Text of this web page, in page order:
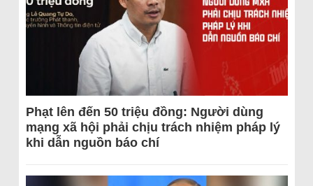
Phạt lên đến 50 triệu đồng: Người dùng
mạng xã hội phải chịu trách nhiệm pháp lý
khi dẫn nguồn báo chí